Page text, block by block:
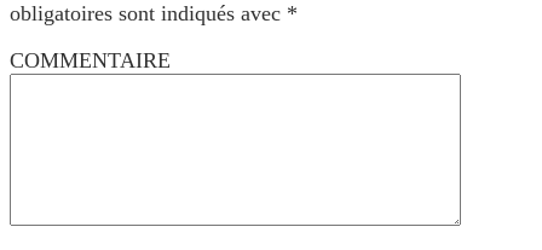
obligatoires sont indiqués avec *
COMMENTAIRE